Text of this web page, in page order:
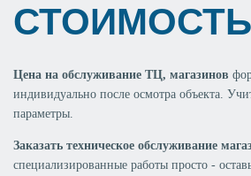
СТОИМОСТЬ
Цена на обслуживание ТЦ, магазинов
индивидуально после осмотра объекта.
параметры.
Заказать техническое обслуживание
специализированные работы просто -